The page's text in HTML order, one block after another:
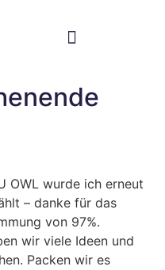
OWL wurde ich erneut
– danke für das
von 97%.
wir viele Ideen und
Packen wir es